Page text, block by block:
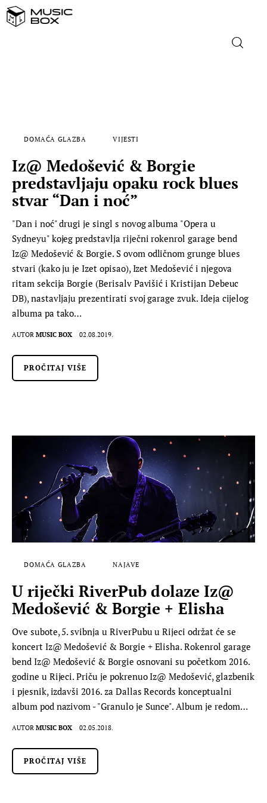
FILM
MUSIC BOX
DOMAĆA GLAZBA VIJESTI
Iz@ Medošević & Borgie
predstavljaju opaku rock blues
stvar “Dan i noć”
"Dan i noć" drugi je singl s novog albuma "Opera u
Sydneyu" kojeg predstavlja riječni rokenrol garage bend
Iz@ Medošević & Borgie. S ovom odličnom grunge blues
stvari (kako ju je Izet opisao), Izet Medošević i njegova
ritam sekcija Borgie (Berisalv Pavišić i Kristijan Debeuc
DB), nastavljaju prezentirati svoj garage zvuk. Ideja cijelog
albuma pa tako…
AUTOR MUSIC BOX 02.08.2019.
PROČITAJ VIŠE
DOMAĆA GLAZBA NAJAVE
U riječki RiverPub dolaze Iz@
Medošević & Borgie + Elisha
Ove subote, 5. svibnja u RiverPubu u Rijeci održat će se
koncert Iz@ Medošević & Borgie + Elisha. Rokenrol garage
bend Iz@ Medošević & Borgie osnovani su početkom 2016.
godine u Rijeci. Priču je pokrenuo Iz@ Medošević, glazbenik
i pjesnik, izdavši 2016. za Dallas Records konceptualni
album pod nazivom - "Granulo je Sunce". Album je redom…
AUTOR MUSIC BOX 02.05.2018.
PROČITAJ VIŠE